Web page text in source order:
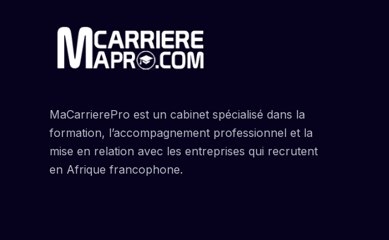
MaCarrierePro est un cabinet spécialisé dans la
formation, l’accompagnement professionnel et la
mise en relation avec les entreprises qui recrutent
en Afrique francophone.